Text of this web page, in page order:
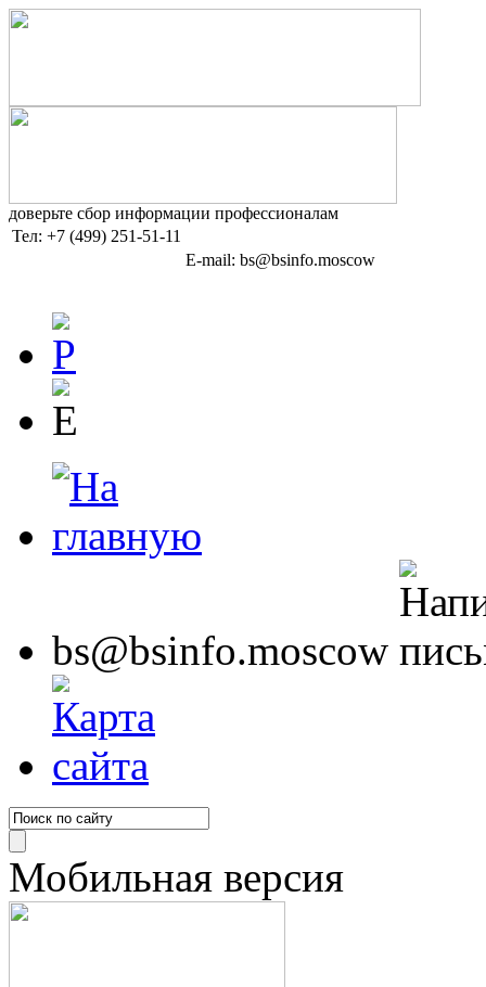
доверьте сбор информации профессионалам
Тел: +7 (499) 251-51-11
E-mail: bs@bsinfo.moscow
bs@bsinfo.moscow
Мобильная версия